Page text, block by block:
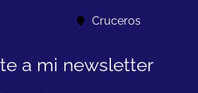
Cruceros
a mi newsletter